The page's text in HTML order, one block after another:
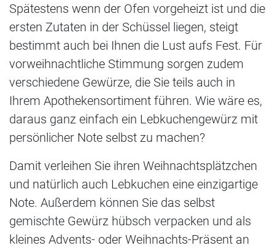
Spätestens wenn der Ofen vorgeheizt ist und die
ersten Zutaten in der Schüssel liegen, steigt
bestimmt auch bei Ihnen die Lust aufs Fest. Für
vorweihnachtliche Stimmung sorgen zudem
verschiedene Gewürze, die Sie teils auch in
Ihrem Apothekensortiment führen. Wie wäre es,
daraus ganz einfach ein Lebkuchengewürz mit
persönlicher Note selbst zu machen?
Damit verleihen Sie ihren Weihnachtsplätzchen
und natürlich auch Lebkuchen eine einzigartige
Note. Außerdem können Sie das selbst
gemischte Gewürz hübsch verpacken und als
kleines Advents- oder Weihnachts-Präsent an